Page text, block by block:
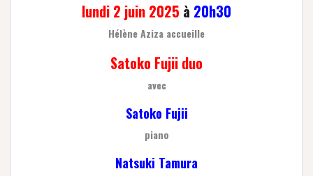
lundi 2 juin 2025 à 20h30
Hélène Aziza accueille
Satoko Fujii duo
avec
Satoko Fujii
piano
Natsuki Tamura